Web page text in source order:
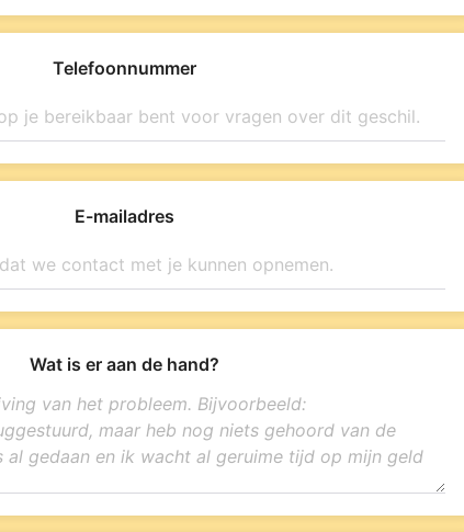
Telefoonnummer
E-mailadres
Wat is er aan de hand?